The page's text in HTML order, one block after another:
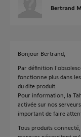
Bertrand
Bonjour Bertrand,
Par définition
fonctionne plus dans
du dite produit.
Pour information, la
activée sur nos
important de faire
Tous produits